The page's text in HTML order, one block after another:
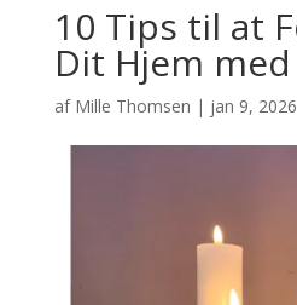
10 Tips til at
Dit Hjem
af Mille Thomsen | jan 9, 2026